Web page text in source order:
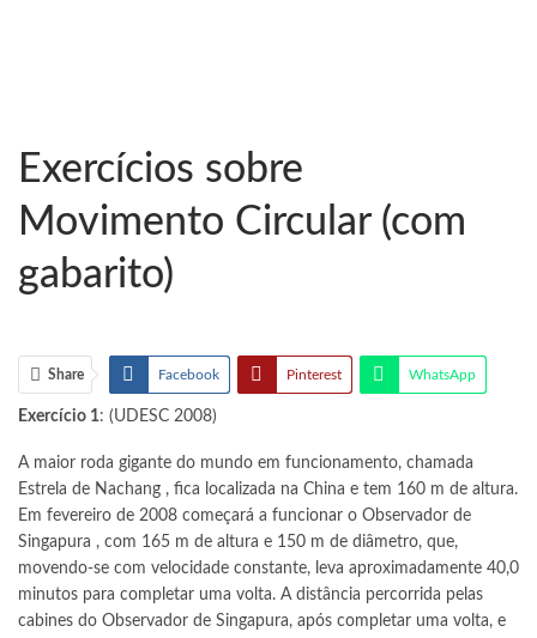
Exercícios sobre
Movimento Circular (com
gabarito)
Share Facebook Pinterest WhatsApp
Email
Exercício 1: (UDESC 2008)
A maior roda gigante do mundo em funcionamento, chamada
Estrela de Nachang , fica localizada na China e tem 160 m de altura.
Em fevereiro de 2008 começará a funcionar o Observador de
Singapura , com 165 m de altura e 150 m de diâmetro, que,
movendo-se com velocidade constante, leva aproximadamente 40,0
minutos para completar uma volta. A distância percorrida pelas
cabines do Observador de Singapura, após completar uma volta, e